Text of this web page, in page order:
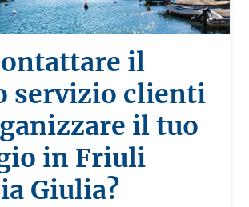
il
servizio clienti
il tuo
in Friuli
Giulia?